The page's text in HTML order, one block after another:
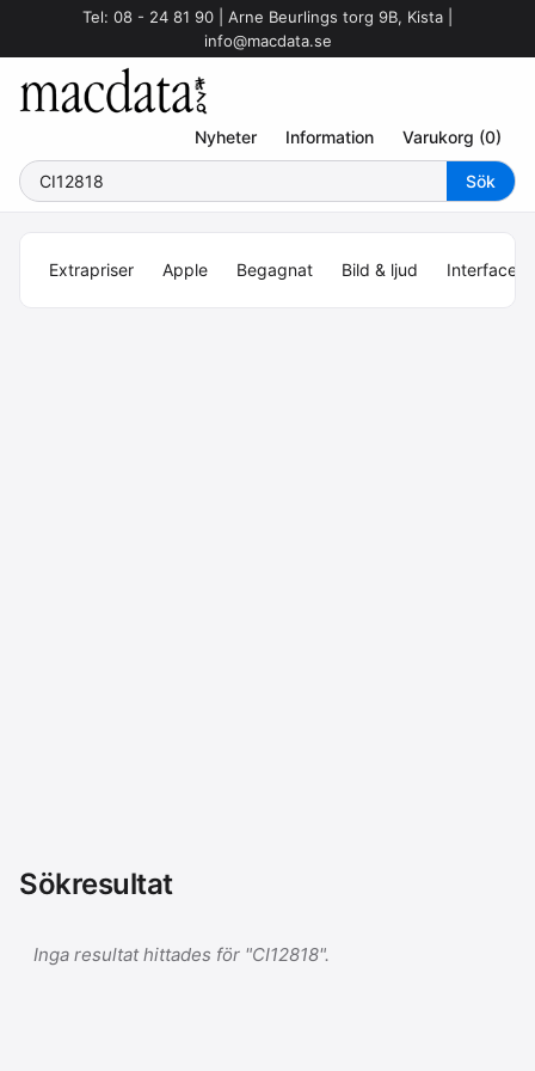
Tel: 08 - 24 81 90 | Arne Beurlings torg 9B, Kista |
info@macdata.se
Nyheter Information Varukorg (0)
Extrapriser Apple Begagnat Bild & ljud Interface
Sökresultat
Inga resultat hittades för "CI12818".